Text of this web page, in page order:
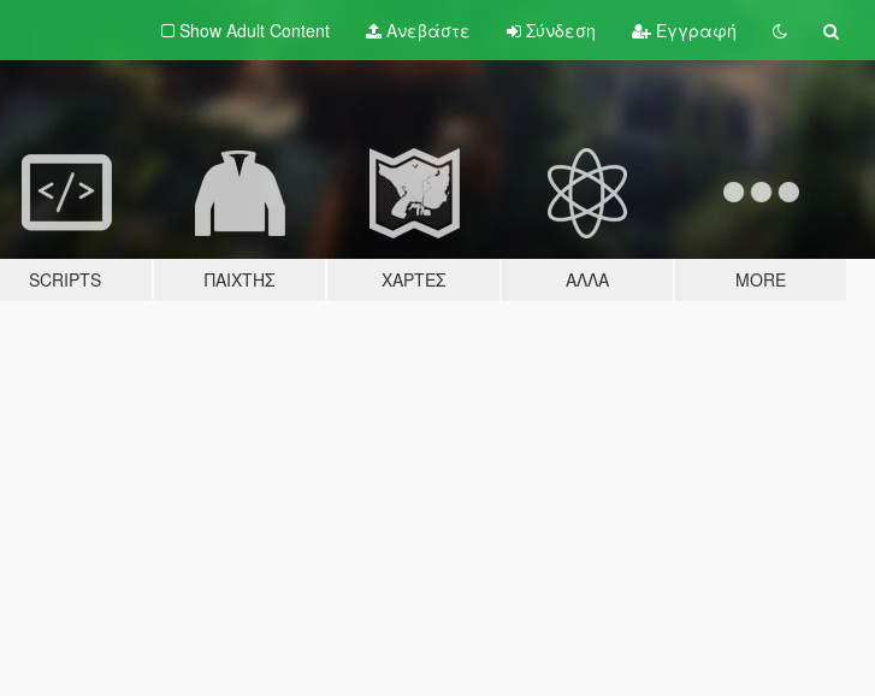
Show Adult Content Ανεβάστε Σύνδεση Εγγραφή
SCRIPTS ΠΑΊΧΤΗΣ ΧΆΡΤΕΣ ΆΛΛΑ MORE